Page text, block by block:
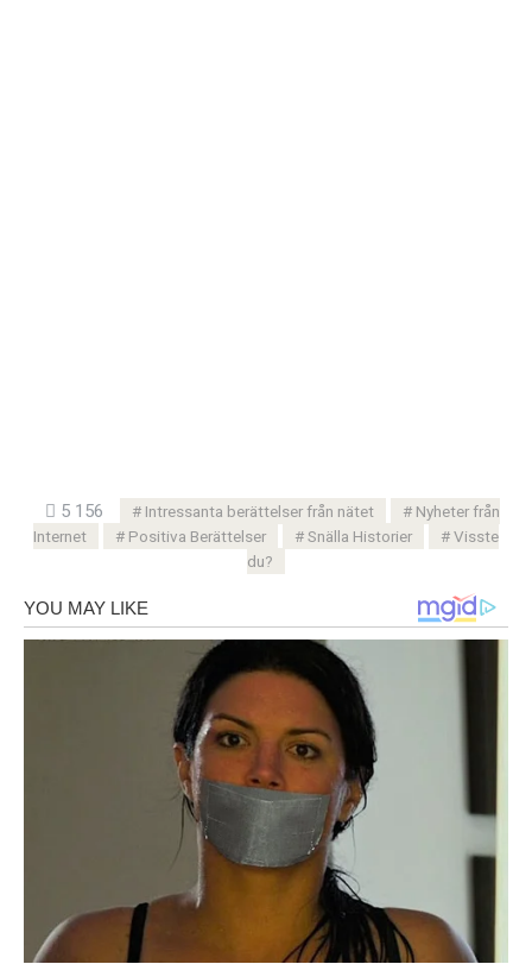
5 156 Intressanta berättelser från nätet
Nyheter från
Internet
Positiva Berättelser Snälla Historier
Visste
du?